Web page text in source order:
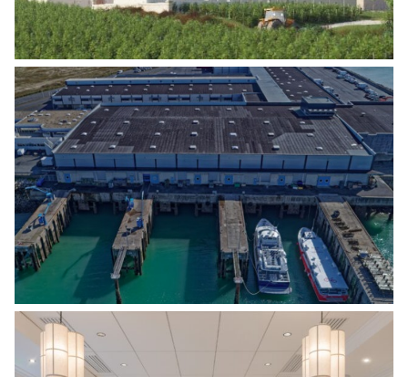
RÉHABILITATION BÂTIMENT HALLE À
MARÉE (CRIÉE) – PORT DE PÊCHE CHEF
DE BAIE
Agro Alimentaire,Energies